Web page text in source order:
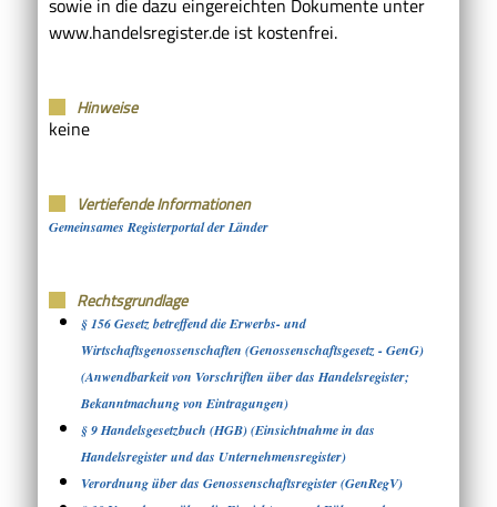
www.handelsregister.de ist kostenfrei.
Hinweise
keine
Vertiefende Informationen
Gemeinsames Registerportal der Länder
Rechtsgrundlage
§ 156 Gesetz betreffend die Erwerbs- und
Wirtschaftsgenossenschaften (Genossenschaftsgesetz - GenG)
(Anwendbarkeit von Vorschriften über das Handelsregister;
Bekanntmachung von Eintragungen)
§ 9 Handelsgesetzbuch (HGB) (Einsichtnahme in das
Handelsregister und das Unternehmensregister)
Verordnung über das Genossenschaftsregister (GenRegV)